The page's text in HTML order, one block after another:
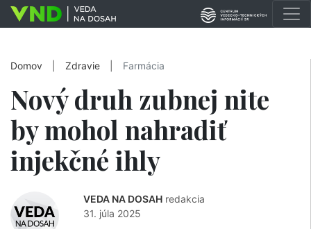
Domov Zdravie Farmácia
Nový druh zubnej nite
by mohol nahradiť
injekčné ihly
VEDA NA DOSAH redakcia
31. júla 2025